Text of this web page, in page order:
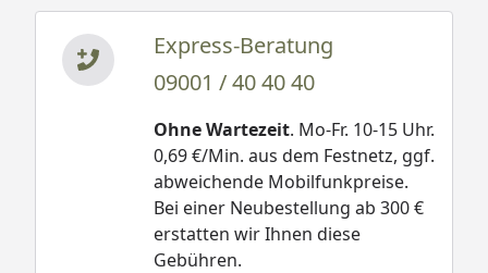
Express-Beratung
09001 / 40 40 40
Ohne Wartezeit. Mo-Fr. 10-15 Uhr.
0,69 €/Min. aus dem Festnetz, ggf.
abweichende Mobilfunkpreise.
Bei einer Neubestellung ab 300 €
erstatten wir Ihnen diese
Gebühren.